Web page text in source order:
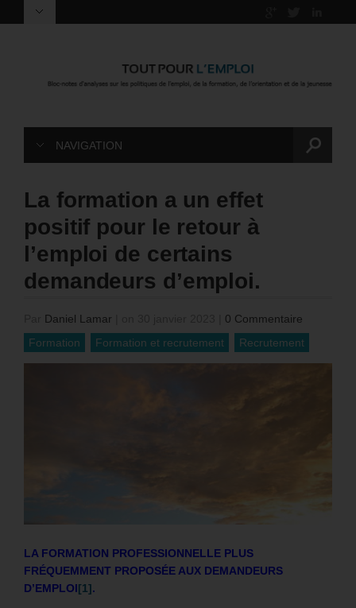
NAVIGATION
La formation a un effet
positif pour le retour à
l’emploi de certains
demandeurs d’emploi.
Daniel Lamar
0 Commentaire
Formation
Formation et recrutement Recrutement
LA FORMATION PROFESSIONNELLE PLUS
FRÉQUEMMENT PROPOSÉE AUX DEMANDEURS
D’EMPLOI[1].